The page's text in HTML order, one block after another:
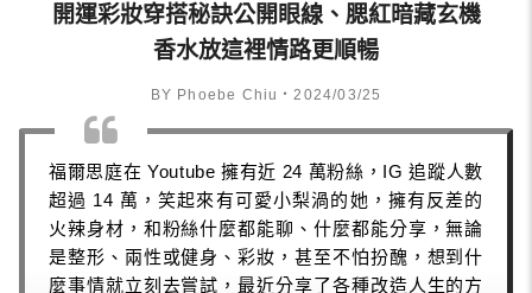
福爾思庭在 Youtube 擁有近 24 萬粉絲，IG 追蹤人數
超過 14 萬，笑起來有可愛小梨渦的她，擁有反差的
火辣身材，和粉絲什麼都能聊、什麼都能分享，無論
是整形、兩性或健身、彩妝，甚至不怕扮醜，想到什
麼事情就立刻去嘗試，最近分享了各種改造人生的方
開運彩妝穿搭秘訣公開眼線、腮紅暗藏玄機
香水放這裡情路更順暢
BY Phoebe Chiu・2024/03/25